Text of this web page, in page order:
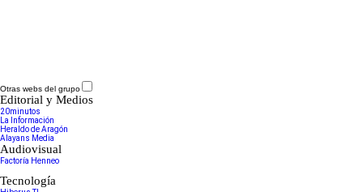
Otras webs del grupo
Editorial y Medios
20minutos
La Información
Heraldo de Aragón
Alayans Media
Audiovisual
Factoría Henneo
Tecnología